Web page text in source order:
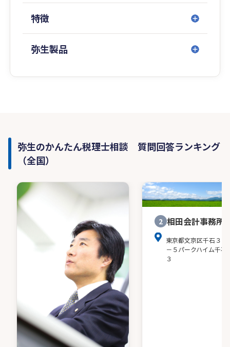
など、お気軽にご相談・お問い合わせください。
認定経営革新等支援機関。書誌の執筆・監修、講
演、テレビ・ラジオの出演も多数。
詳しくは弊事務所ホームページをご高覧いただけ
ればと思います。
特徴
弥生製品
弥生のかんたん税理士相談 質問回答ランキング
（全国）
2 相田会計事務所
東京都文京区千石３－
－５パークハイム千石
３